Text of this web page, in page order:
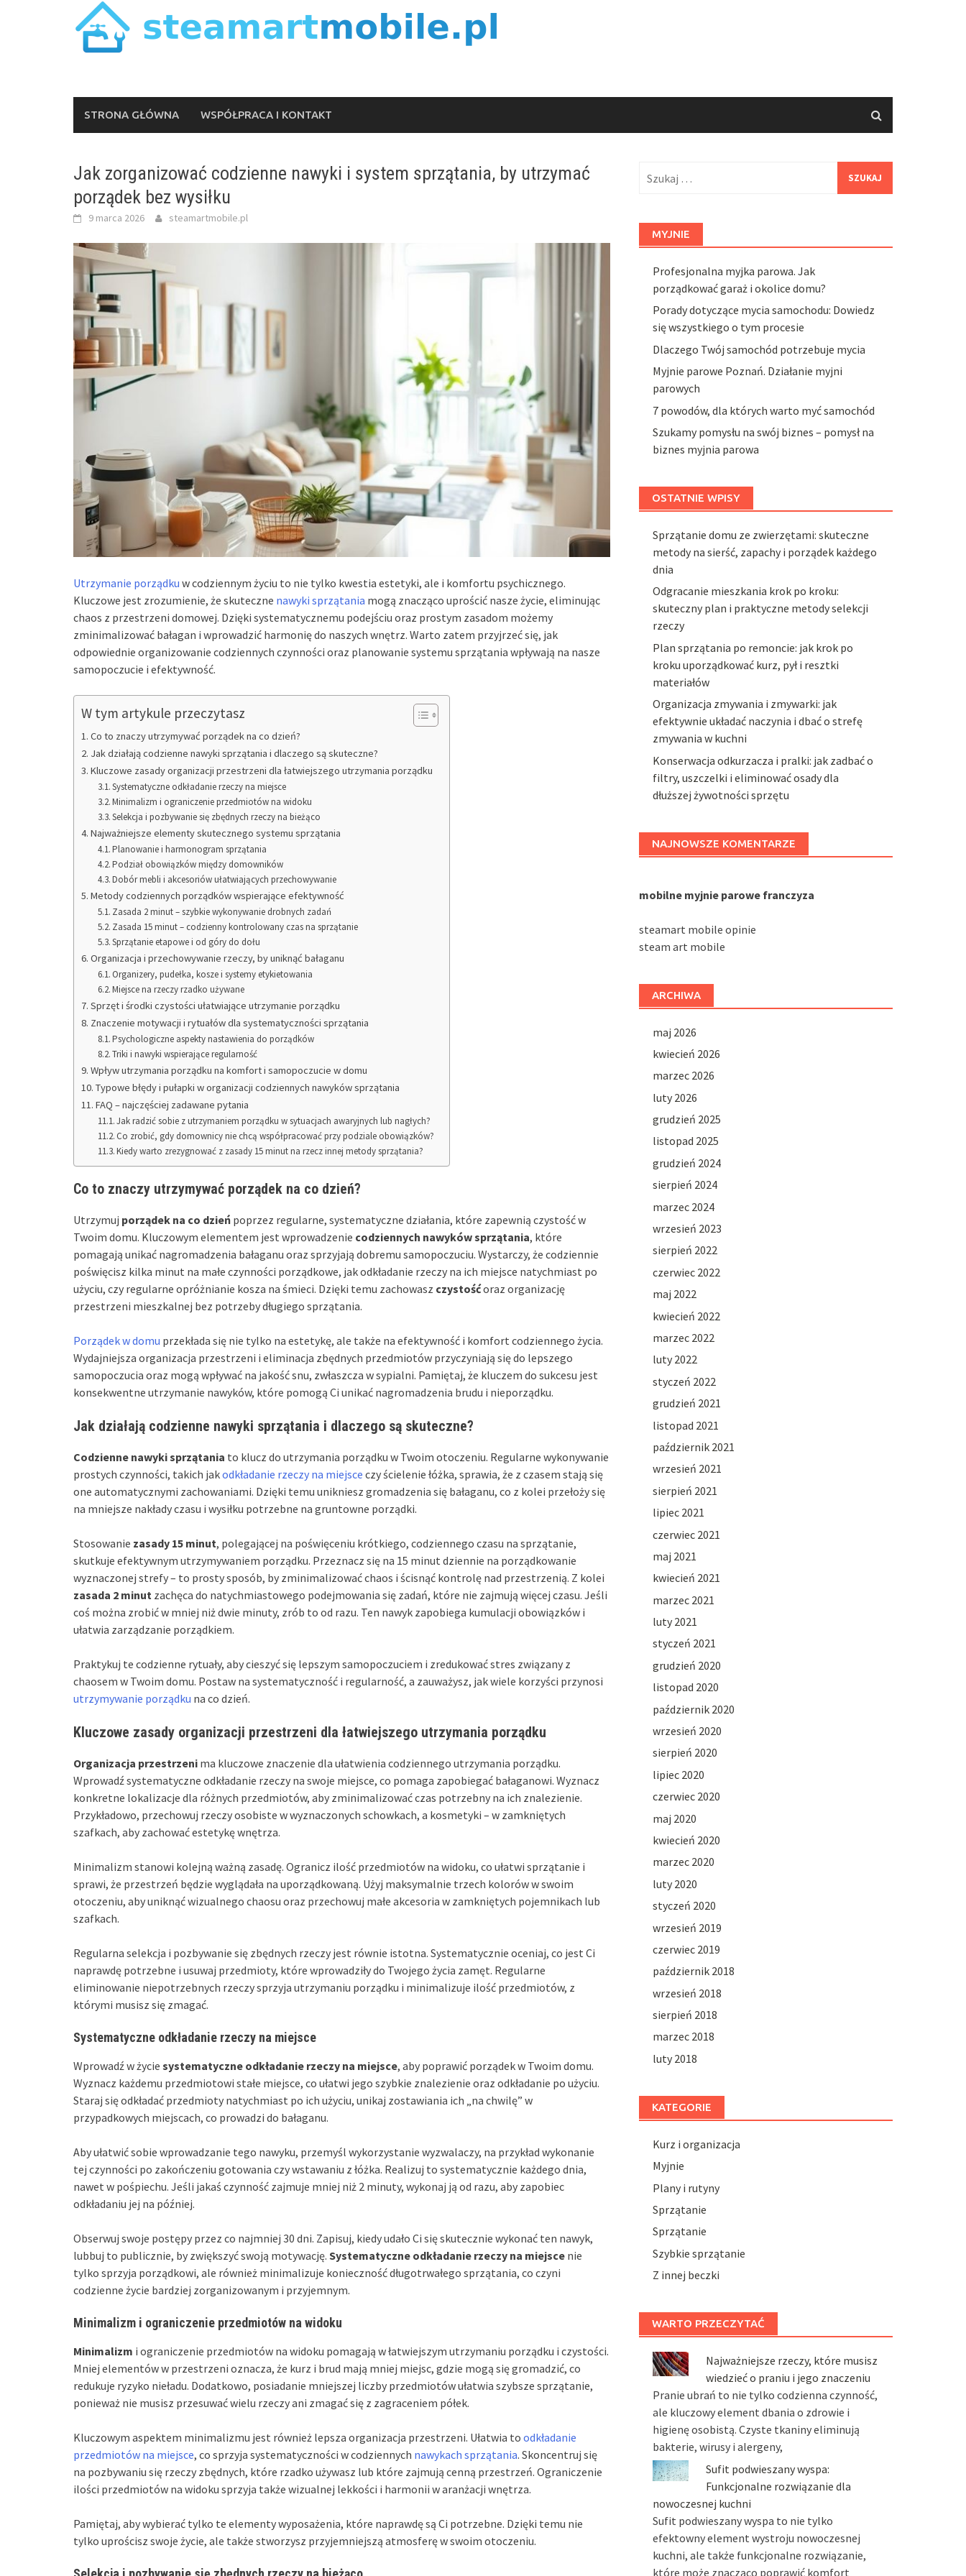
STRONA GŁÓWNA WSPÓŁPRACA I KONTAKT
Jak zorganizować codzienne nawyki i system sprzątania, by utrzymać
porządek bez wysiłku
9 marca 2026 steamartmobile.pl
Utrzymanie porządku w codziennym życiu to nie tylko kwestia estetyki, ale i komfortu psychicznego.
Kluczowe jest zrozumienie, że skuteczne nawyki sprzątania mogą znacząco uprościć nasze życie, eliminując
chaos z przestrzeni domowej. Dzięki systematycznemu podejściu oraz prostym zasadom możemy
zminimalizować bałagan i wprowadzić harmonię do naszych wnętrz. Warto zatem przyjrzeć się, jak
odpowiednie organizowanie codziennych czynności oraz planowanie systemu sprzątania wpływają na nasze
samopoczucie i efektywność.
W tym artykule przeczytasz
Co to znaczy utrzymywać porządek na co dzień?
Jak działają codzienne nawyki sprzątania i dlaczego są skuteczne?
Kluczowe zasady organizacji przestrzeni dla łatwiejszego utrzymania porządku
Systematyczne odkładanie rzeczy na miejsce
Minimalizm i ograniczenie przedmiotów na widoku
Selekcja i pozbywanie się zbędnych rzeczy na bieżąco
Najważniejsze elementy skutecznego systemu sprzątania
Planowanie i harmonogram sprzątania
Podział obowiązków między domowników
Dobór mebli i akcesoriów ułatwiających przechowywanie
Metody codziennych porządków wspierające efektywność
Zasada 2 minut – szybkie wykonywanie drobnych zadań
Zasada 15 minut – codzienny kontrolowany czas na sprzątanie
Sprzątanie etapowe i od góry do dołu
Organizacja i przechowywanie rzeczy, by uniknąć bałaganu
Organizery, pudełka, kosze i systemy etykietowania
Miejsce na rzeczy rzadko używane
Sprzęt i środki czystości ułatwiające utrzymanie porządku
Znaczenie motywacji i rytuałów dla systematyczności sprzątania
Psychologiczne aspekty nastawienia do porządków
Triki i nawyki wspierające regularność
Wpływ utrzymania porządku na komfort i samopoczucie w domu
Typowe błędy i pułapki w organizacji codziennych nawyków sprzątania
FAQ – najczęściej zadawane pytania
Jak radzić sobie z utrzymaniem porządku w sytuacjach awaryjnych lub nagłych?
Co zrobić, gdy domownicy nie chcą współpracować przy podziale obowiązków?
Kiedy warto zrezygnować z zasady 15 minut na rzecz innej metody sprzątania?
Co to znaczy utrzymywać porządek na co dzień?
Utrzymuj porządek na co dzień poprzez regularne, systematyczne działania, które zapewnią czystość w
Twoim domu. Kluczowym elementem jest wprowadzenie codziennych nawyków sprzątania, które
pomagają unikać nagromadzenia bałaganu oraz sprzyjają dobremu samopoczuciu. Wystarczy, że codziennie
poświęcisz kilka minut na małe czynności porządkowe, jak odkładanie rzeczy na ich miejsce natychmiast po
użyciu, czy regularne opróżnianie kosza na śmieci. Dzięki temu zachowasz czystośćoraz organizację
przestrzeni mieszkalnej bez potrzeby długiego sprzątania.
Porządek w domu przekłada się nie tylko na estetykę, ale także na efektywność i komfort codziennego życia.
Wydajniejsza organizacja przestrzeni i eliminacja zbędnych przedmiotów przyczyniają się do lepszego
samopoczucia oraz mogą wpływać na jakość snu, zwłaszcza w sypialni. Pamiętaj, że kluczem do sukcesu jest
konsekwentne utrzymanie nawyków, które pomogą Ci unikać nagromadzenia brudu i nieporządku.
Jak działają codzienne nawyki sprzątania i dlaczego są skuteczne?
Codzienne nawyki sprzątania to klucz do utrzymania porządku w Twoim otoczeniu. Regularne wykonywanie
prostych czynności, takich jakodkładanie rzeczy na miejsce czy ścielenie łóżka, sprawia, że z czasem stają się
one automatycznymi zachowaniami. Dzięki temu unikniesz gromadzenia się bałaganu, co z kolei przełoży się
na mniejsze nakłady czasu i wysiłku potrzebne na gruntowne porządki.
Stosowanie zasady 15 minut, polegającej na poświęceniu krótkiego, codziennego czasu na sprzątanie,
skutkuje efektywnym utrzymywaniem porządku. Przeznacz się na 15 minut dziennie na porządkowanie
wyznaczonej strefy – to prosty sposób, by zminimalizować chaos i ścisnąć kontrolę nad przestrzenią. Z kolei
zasada 2 minut zachęca do natychmiastowego podejmowania się zadań, które nie zajmują więcej czasu. Jeśli
coś można zrobić w mniej niż dwie minuty, zrób to od razu. Ten nawyk zapobiega kumulacji obowiązków i
ułatwia zarządzanie porządkiem.
Praktykuj te codzienne rytuały, aby cieszyć się lepszym samopoczuciem i zredukować stres związany z
chaosem w Twoim domu. Postaw na systematyczność i regularność, a zauważysz, jak wiele korzyści przynosi
utrzymywanie porządku na co dzień.
Kluczowe zasady organizacji przestrzeni dla łatwiejszego utrzymania porządku
Organizacja przestrzeni ma kluczowe znaczenie dla ułatwienia codziennego utrzymania porządku.
Wprowadź systematyczne odkładanie rzeczy na swoje miejsce, co pomaga zapobiegać bałaganowi. Wyznacz
konkretne lokalizacje dla różnych przedmiotów, aby zminimalizować czas potrzebny na ich znalezienie.
Przykładowo, przechowuj rzeczy osobiste w wyznaczonych schowkach, a kosmetyki – w zamkniętych
szafkach, aby zachować estetykę wnętrza.
Minimalizm stanowi kolejną ważną zasadę. Ogranicz ilość przedmiotów na widoku, co ułatwi sprzątanie i
sprawi, że przestrzeń będzie wyglądała na uporządkowaną. Użyj maksymalnie trzech kolorów w swoim
otoczeniu, aby uniknąć wizualnego chaosu oraz przechowuj małe akcesoria w zamkniętych pojemnikach lub
szafkach.
Regularna selekcja i pozbywanie się zbędnych rzeczy jest równie istotna. Systematycznie oceniaj, co jest Ci
naprawdę potrzebne i usuwaj przedmioty, które wprowadziły do Twojego życia zamęt. Regularne
eliminowanie niepotrzebnych rzeczy sprzyja utrzymaniu porządku i minimalizuje ilość przedmiotów, z
którymi musisz się zmagać.
Systematyczne odkładanie rzeczy na miejsce
Wprowadź w życie systematyczne odkładanie rzeczy na miejsce, aby poprawić porządek w Twoim domu.
Wyznacz każdemu przedmiotowi stałe miejsce, co ułatwi jego szybkie znalezienie oraz odkładanie po użyciu.
Staraj się odkładać przedmioty natychmiast po ich użyciu, unikaj zostawiania ich „na chwilę” w
przypadkowych miejscach, co prowadzi do bałaganu.
Aby ułatwić sobie wprowadzanie tego nawyku, przemyśl wykorzystanie wyzwalaczy, na przykład wykonanie
tej czynności po zakończeniu gotowania czy wstawaniu z łóżka. Realizuj to systematycznie każdego dnia,
nawet w pośpiechu. Jeśli jakaś czynność zajmuje mniej niż 2 minuty, wykonaj ją od razu, aby zapobiec
odkładaniu jej na później.
Obserwuj swoje postępy przez co najmniej 30 dni. Zapisuj, kiedy udało Ci się skutecznie wykonać ten nawyk,
lubbuj to publicznie, by zwiększyć swoją motywację. Systematyczne odkładanie rzeczy na miejsce nie
tylko sprzyja porządkowi, ale również minimalizuje konieczność długotrwałego sprzątania, co czyni
codzienne życie bardziej zorganizowanym i przyjemnym.
Minimalizm i ograniczenie przedmiotów na widoku
Minimalizm i ograniczenie przedmiotów na widoku pomagają w łatwiejszym utrzymaniu porządku i czystości.
Mniej elementów w przestrzeni oznacza, że kurz i brud mają mniej miejsc, gdzie mogą się gromadzić, co
redukuje ryzyko nieładu. Dodatkowo, posiadanie mniejszej liczby przedmiotów ułatwia szybsze sprzątanie,
ponieważ nie musisz przesuwać wielu rzeczy ani zmagać się z zagraceniem półek.
Kluczowym aspektem minimalizmu jest również lepsza organizacja przestrzeni. Ułatwia to odkładanie
przedmiotów na miejsce, co sprzyja systematyczności w codziennych nawykach sprzątania. Skoncentruj się
na pozbywaniu się rzeczy zbędnych, które rzadko używasz lub które zajmują cenną przestrzeń. Ograniczenie
ilości przedmiotów na widoku sprzyja także wizualnej lekkości i harmonii w aranżacji wnętrza.
Pamiętaj, aby wybierać tylko te elementy wyposażenia, które naprawdę są Ci potrzebne. Dzięki temu nie
tylko uprościsz swoje życie, ale także stworzysz przyjemniejszą atmosferę w swoim otoczeniu.
MYJNIE
Profesjonalna myjka parowa. Jak
porządkować garaż i okolice domu?
Porady dotyczące mycia samochodu: Dowiedz
się wszystkiego o tym procesie
Dlaczego Twój samochód potrzebuje mycia
Myjnie parowe Poznań. Działanie myjni
parowych
7 powodów, dla których warto myć samochód
Szukamy pomysłu na swój biznes – pomysł na
biznes myjnia parowa
OSTATNIE WPISY
Sprzątanie domu ze zwierzętami: skuteczne
metody na sierść, zapachy i porządek każdego
dnia
Odgracanie mieszkania krok po kroku:
skuteczny plan i praktyczne metody selekcji
rzeczy
Plan sprzątania po remoncie: jak krok po
kroku uporządkować kurz, pył i resztki
materiałów
Organizacja zmywania i zmywarki: jak
efektywnie układać naczynia i dbać o strefę
zmywania w kuchni
Konserwacja odkurzacza i pralki: jak zadbać o
filtry, uszczelki i eliminować osady dla
dłuższej żywotności sprzętu
NAJNOWSZE KOMENTARZE
mobilne myjnie parowe franczyza
steamart mobile opinie
steam art mobile
ARCHIWA
maj 2026
kwiecień 2026
marzec 2026
luty 2026
grudzień 2025
listopad 2025
grudzień 2024
sierpień 2024
marzec 2024
wrzesień 2023
sierpień 2022
czerwiec 2022
maj 2022
kwiecień 2022
marzec 2022
luty 2022
styczeń 2022
grudzień 2021
listopad 2021
październik 2021
wrzesień 2021
sierpień 2021
lipiec 2021
czerwiec 2021
maj 2021
kwiecień 2021
marzec 2021
luty 2021
styczeń 2021
grudzień 2020
listopad 2020
październik 2020
wrzesień 2020
sierpień 2020
lipiec 2020
czerwiec 2020
maj 2020
kwiecień 2020
marzec 2020
luty 2020
styczeń 2020
wrzesień 2019
czerwiec 2019
październik 2018
wrzesień 2018
sierpień 2018
marzec 2018
luty 2018
KATEGORIE
Kurz i organizacja
Myjnie
Plany i rutyny
Sprzątanie
Sprzątanie
Szybkie sprzątanie
Z innej beczki
WARTO PRZECZYTAĆ
Najważniejsze rzeczy, które musisz
wiedzieć o praniu i jego znaczeniu
Pranie ubrań to nie tylko codzienna czynność,
ale kluczowy element dbania o zdrowie i
higienę osobistą. Czyste tkaniny eliminują
bakterie, wirusy i alergeny,
Sufit podwieszany wyspa:
Funkcjonalne rozwiązanie dla
nowoczesnej kuchni
Sufit podwieszany wyspa to nie tylko
efektowny element wystroju nowoczesnej
kuchni, ale także funkcjonalne rozwiązanie,
które może znacząco poprawić komfort